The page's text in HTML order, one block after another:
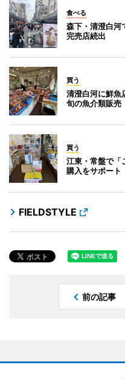
食べる
森下・清澄白河
完売店続出
買う
清澄白河に鮮魚
旬の魚介類販売
買う
江東・常盤で「
購入をサポート
FIELDSTYLE
前の記事